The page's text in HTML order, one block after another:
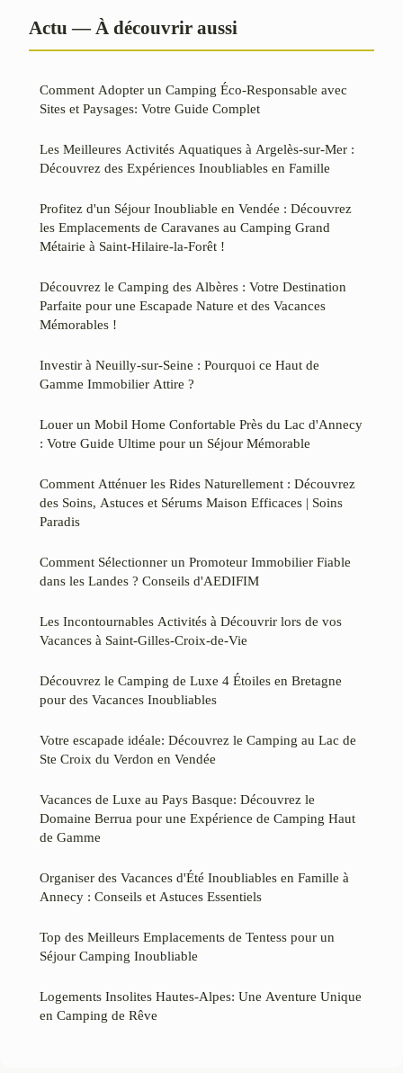
Actu — À découvrir aussi
Comment Adopter un Camping Éco-Responsable avec
Sites et Paysages: Votre Guide Complet
Les Meilleures Activités Aquatiques à Argelès-sur-Mer :
Découvrez des Expériences Inoubliables en Famille
Profitez d'un Séjour Inoubliable en Vendée : Découvrez
les Emplacements de Caravanes au Camping Grand
Métairie à Saint-Hilaire-la-Forêt !
Découvrez le Camping des Albères : Votre Destination
Parfaite pour une Escapade Nature et des Vacances
Mémorables !
Investir à Neuilly-sur-Seine : Pourquoi ce Haut de
Gamme Immobilier Attire ?
Louer un Mobil Home Confortable Près du Lac d'Annecy
: Votre Guide Ultime pour un Séjour Mémorable
Comment Atténuer les Rides Naturellement : Découvrez
des Soins, Astuces et Sérums Maison Efficaces | Soins
Paradis
Comment Sélectionner un Promoteur Immobilier Fiable
dans les Landes ? Conseils d'AEDIFIM
Les Incontournables Activités à Découvrir lors de vos
Vacances à Saint-Gilles-Croix-de-Vie
Découvrez le Camping de Luxe 4 Étoiles en Bretagne
pour des Vacances Inoubliables
Votre escapade idéale: Découvrez le Camping au Lac de
Ste Croix du Verdon en Vendée
Vacances de Luxe au Pays Basque: Découvrez le
Domaine Berrua pour une Expérience de Camping Haut
de Gamme
Organiser des Vacances d'Été Inoubliables en Famille à
Annecy : Conseils et Astuces Essentiels
Top des Meilleurs Emplacements de Tentess pour un
Séjour Camping Inoubliable
Logements Insolites Hautes-Alpes: Une Aventure Unique
en Camping de Rêve